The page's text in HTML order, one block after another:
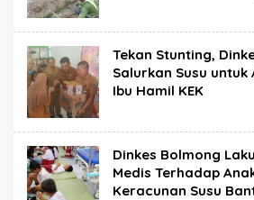
Tekan Stunting,
Salurkan Susu
Ibu Hamil KEK
Dinkes Bolmong
Medis Terhadap
Keracunan Susu